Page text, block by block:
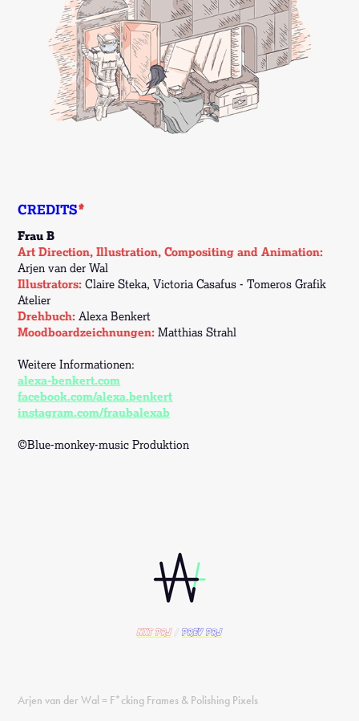
CREDITS*
Frau B
Art Direction, Illustration, Compositing and Animation:
Arjen van der Wal
Illustrators: Claire Steka, Victoria Casafus - Tomeros Grafik
Atelier
Drehbuch: Alexa Benkert
Moodboardzeichnungen:Matthias Strahl
Weitere Informationen:
alexa-benkert.com
facebook.com/alexa.benkert
instagram.com/fraubalexab
©Blue-monkey-music Produktion
nxt PRJ prev PRJ
Arjen van der Wal = F*cking Frames & Polishing Pixels